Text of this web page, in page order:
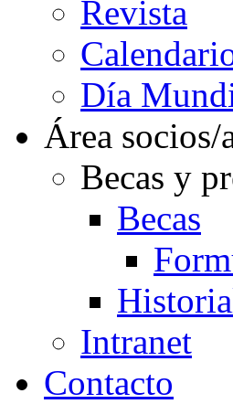
Revista
Día
Área socios/
Becas y
Becas
Intranet
Contacto